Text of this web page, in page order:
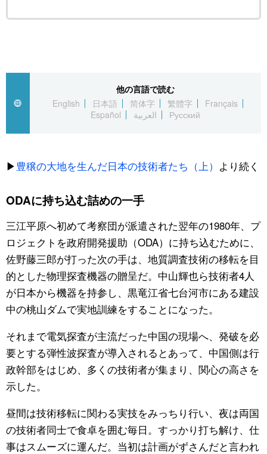
他の言語で読む
English
日本語 简体字 繁體字
Français
Español
العربية Русский
▶︎豊穣の大地を生んだ日本の技術者たち（上） より続く
ODAに持ち込む詰めの一手
三江平原へ初めて考察団が派遣された翌年の1980年、プ
ロジェクトを政府開発援助（ODA）に持ち込むために、
佐野藤三郎が打った次の手は、地質調査技術の移転を目
的とした物理探査機器の贈呈だ。中山輝也ら技術者4人
が日本から機器を持参し、黒竜江省七台河市にある建設
中の桃山ダムで実地訓練をすることになった。
それまで電気探査が主流だった中国の現場へ、発破を必
要とする弾性波探査が導入されるとあって、中国側は行
政幹部をはじめ、多くの技術者が集まり、関心の高さを
示した。
昼間は技術移転に関わる実技をみっちり行い、夜は両国
の技術者同士で食卓を囲む毎日。すっかり打ち解け、仕
事はスムーズに運んだ。当初は計画がずさんだと言われ